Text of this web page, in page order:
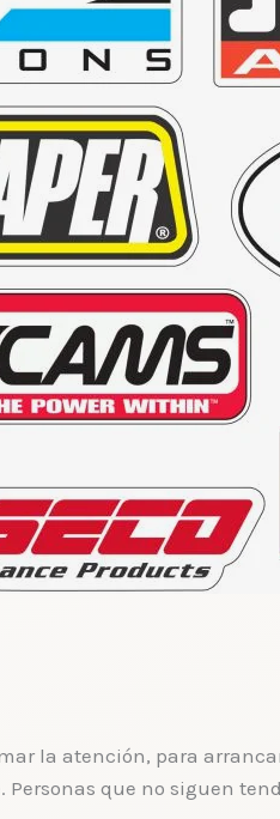
la atención, para
que no siguen